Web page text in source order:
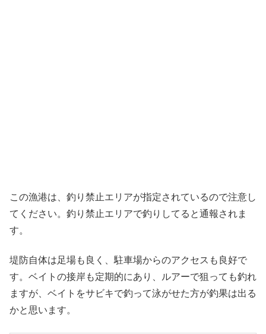
この漁港は、釣り禁止エリアが指定されているので注意し
てください。釣り禁止エリアで釣りしてると通報されま
す。
堤防自体は足場も良く、駐車場からのアクセスも良好で
す。ベイトの接岸も定期的にあり、ルアーで狙っても釣れ
ますが、ベイトをサビキで釣って泳がせた方が釣果は出る
かと思います。